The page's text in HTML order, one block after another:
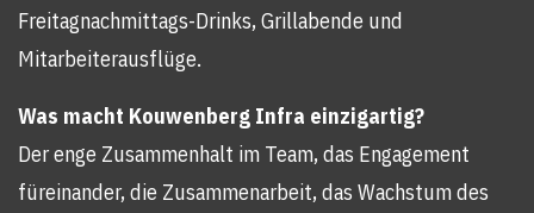
Freitagnachmittags-Drinks, Grillabende und
Mitarbeiterausflüge.
Was macht Kouwenberg Infra einzigartig?
Der enge Zusammenhalt im Team, das Engagement
füreinander, die Zusammenarbeit, das Wachstum des